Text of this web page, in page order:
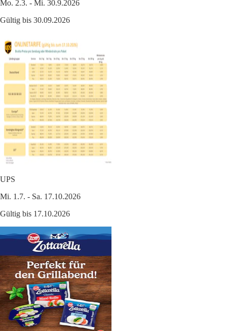
Mo. 2.3. - Mi. 30.9.2026
Gültig bis 30.09.2026
UPS
Mi. 1.7. - Sa. 17.10.2026
Gültig bis 17.10.2026